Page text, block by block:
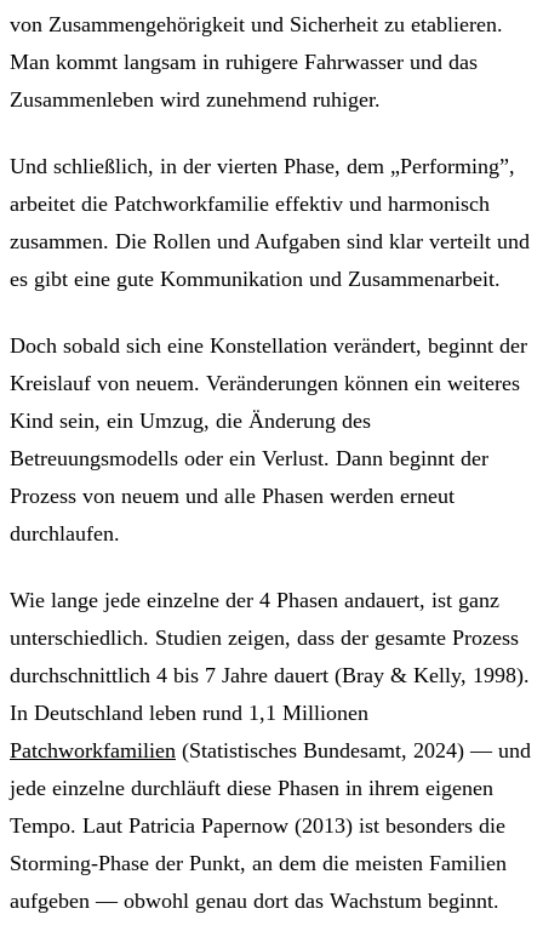
von Zusammengehörigkeit und Sicherheit zu etablieren.
Man kommt langsam in ruhigere Fahrwasser und das
Zusammenleben wird zunehmend ruhiger.
Und schließlich, in der vierten Phase, dem „Performing”,
arbeitet die Patchworkfamilie effektiv und harmonisch
zusammen. Die Rollen und Aufgaben sind klar verteilt und
es gibt eine gute Kommunikation und Zusammenarbeit.
Doch sobald sich eine Konstellation verändert, beginnt der
Kreislauf von neuem. Veränderungen können ein weiteres
Kind sein, ein Umzug, die Änderung des
Betreuungsmodells oder ein Verlust. Dann beginnt der
Prozess von neuem und alle Phasen werden erneut
durchlaufen.
Wie lange jede einzelne der 4 Phasen andauert, ist ganz
unterschiedlich. Studien zeigen, dass der gesamte Prozess
durchschnittlich 4 bis 7 Jahre dauert (Bray & Kelly, 1998).
In Deutschland leben rund 1,1 Millionen
Patchworkfamilien (Statistisches Bundesamt, 2024) — und
jede einzelne durchläuft diese Phasen in ihrem eigenen
Tempo. Laut Patricia Papernow (2013) ist besonders die
Storming-Phase der Punkt, an dem die meisten Familien
aufgeben — obwohl genau dort das Wachstum beginnt.